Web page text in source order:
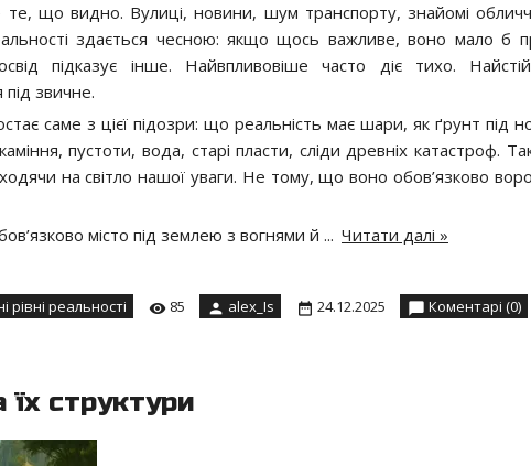
що видно. Вулиці, новини, шум транспорту, знайомі
здається чесною: якщо щось важливе, воно мало б
підказує інше. Найвпливовіше часто діє тихо.
звичне.
саме з цієї підозри: що реальність має шари, як ґрунт
пустоти, вода, старі пласти, сліди древніх катастроф.
на світло нашої уваги. Не тому, що воно обов’язково
місто під землею з вогнями й ... Читати далі »
рівні реальності 85 alex_Is 24.12.2025 Коментарі (0)
їх структури